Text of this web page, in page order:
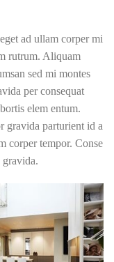
ad ullam corper mi
rutrum. Aliquam
sed mi montes
per consequat
elem entum.
gravida parturient id a
corper tempor. Conse
gravida.